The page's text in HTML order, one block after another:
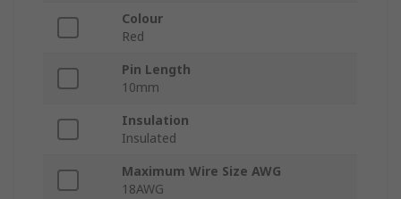
Colour
Red
Pin Length
10mm
Insulation
Insulated
Maximum Wire Size AWG
18AWG